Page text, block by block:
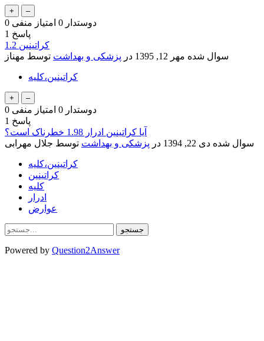
0 دوستدار 0 امتیاز منفی
1 پاسخ
کراتینین 1.2
سوال شده مهر 12, 1395 در پزشکی و بهداشت توسط مهناز
کراتینین،کلیه
0 دوستدار 0 امتیاز منفی
1 پاسخ
آیا کراتینین ادرار 1.98 خطرناک است؟
سوال شده دی 22, 1394 در پزشکی و بهداشت توسط جلال مهرابی
کراتینین،کلیه
کراتینین
کلیه
ادرار
عوارض
Powered by Question2Answer